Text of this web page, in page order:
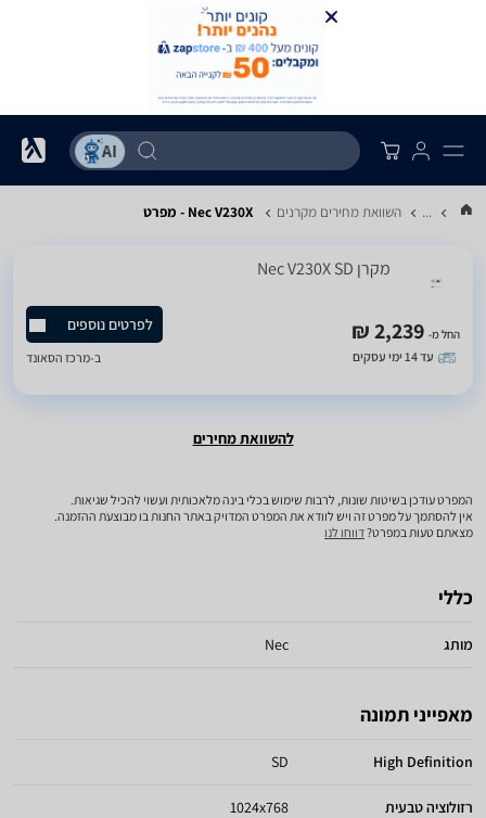
... השוואת מחירים מקרנים Nec V230X - מפרט
מקרן Nec V230X SD
החל מ- 2,239 ₪
עד 14 ימי עסקים
לפרטים נוספים
ב-מרכז הסאונד
להשוואת מחירים
המפרט עודכן בשיטות שונות, לרבות שימוש בכלי בינה מלאכותית ועשוי להכיל שגיאות.
אין להסתמך על מפרט זה ויש לוודא את המפרט המדויק באתר החנות בו מבוצעת ההזמנה.
מצאתם טעות במפרט?דווחו לנו
כללי
מותג Nec
מאפייני תמונה
High Definition
SD
רזולוציה טבעית 1024x768